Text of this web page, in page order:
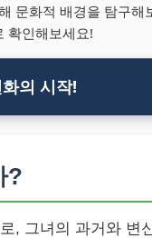
문화적 배경을 탐구해
확인해보세요!
화의 시작!
?
, 그녀의 과거와 변